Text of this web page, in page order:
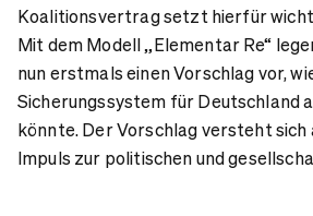
Koalitionsvertrag setzt hierfür
Mit dem Modell „Elementar Re“
nun erstmals einen Vorschlag vor,
Sicherungssystem für Deutschland
könnte. Der Vorschlag versteht
Impuls zur politischen und